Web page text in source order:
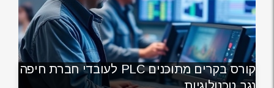
קורס בקרים מתוכנים PLC לעובדי חברת חיפה